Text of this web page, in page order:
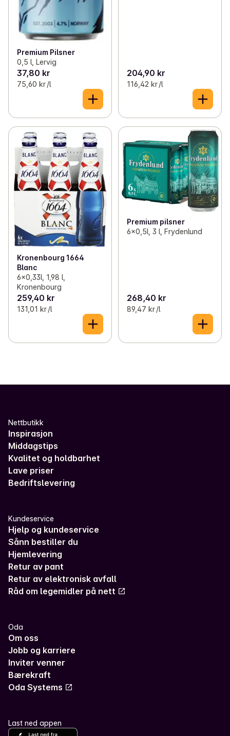
Premium Pilsner
0,5 l, Lervig
37,80 kr
75,60 kr /l
204,90 kr
116,42 kr /l
Kronenbourg 1664
Blanc
6x0,33l, 1,98 l,
Kronenbourg
259,40 kr
131,01 kr /l
Premium pilsner
6x0,5l, 3 l, Frydenlund
268,40 kr
89,47 kr /l
Nettbutikk
Inspirasjon
Middagstips
Kvalitet og holdbarhet
Lave priser
Bedriftslevering
Kundeservice
Hjelp og kundeservice
Sånn bestiller du
Hjemlevering
Retur av pant
Retur av elektronisk avfall
Råd om legemidler på nett
Oda
Om oss
Jobb og karriere
Inviter venner
Bærekraft
Oda Systems
Last ned appen